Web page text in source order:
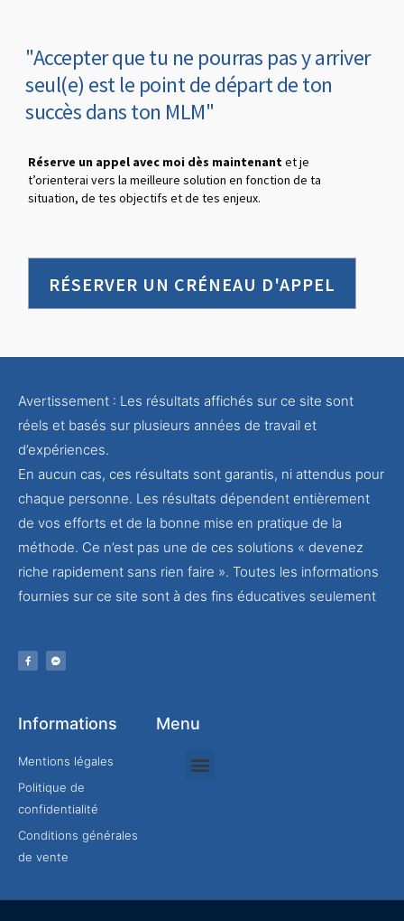
"Accepter que tu ne pourras pas y arriver
seul(e) est le point de départ de ton
succès dans ton MLM"
Réserve un appel avec moi dès maintenantet je
t’orienterai vers la meilleure solution en fonction de ta
situation, de tes objectifs et de tes enjeux.
RÉSERVER UN CRÉNEAU D'APPEL
Avertissement : Les résultats affichés sur ce site sont
réels et basés sur plusieurs années de travail et
d’expériences.
En aucun cas, ces résultats sont garantis, ni attendus pour
chaque personne. Les résultats dépendent entièrement
de vos efforts et de la bonne mise en pratique de la
méthode. Ce n’est pas une de ces solutions « devenez
riche rapidement sans rien faire ». Toutes les informations
fournies sur ce site sont à des fins éducatives seulement
Informations
Mentions légales
Politique de
confidentialité
Conditions générales
de vente
Menu